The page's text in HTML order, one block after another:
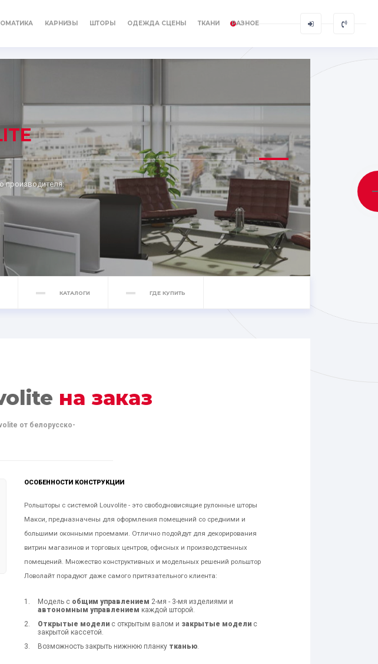
КАРНИЗЫ ШТОРЫ ОДЕЖДА СЦЕНЫ ТКАНИ РАЗНОЕ
производителя:
КАТАЛОГИ ГДЕ КУПИТЬ
на заказ
от белорусско-
ОСОБЕННОСТИ КОНСТРУКЦИИ
Рольшторы с системой Louvolite - это свободновисящие рулонные шторы
Макси, предназначены для оформления помещений со средними и
большими оконными проемами. Отлично подойдут для декорирования
витрин магазинов и торговых центров, офисных и производственных
помещений. Множество конструктивных и модельных решений рольштор
Ловолайт порадуют даже самого притязательного клиента:
Модель с общим управлением 2-мя - 3-мя изделиями и
автономным управлением каждой шторой.
Открытые модели с открытым валом и закрытые модели с
закрытой кассетой.
Возможность закрыть нижнюю планку тканью.